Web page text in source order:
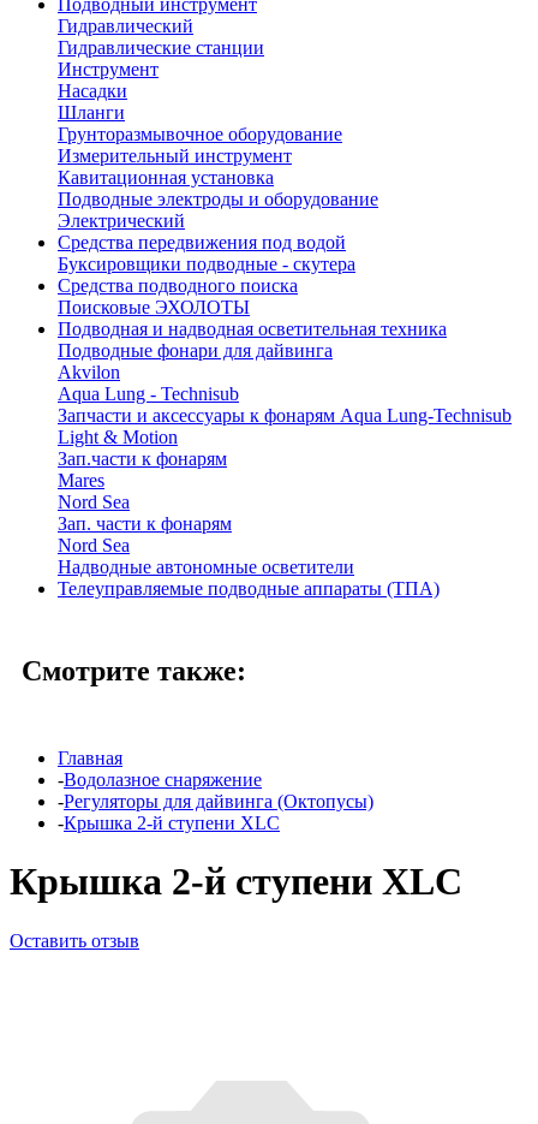
Подводный инструмент
Гидравлический
Гидравлические станции
Инструмент
Насадки
Шланги
Грунторазмывочное оборудование
Измерительный инструмент
Кавитационная установка
Подводные электроды и оборудование
Электрический
Средства передвижения под водой
Буксировщики подводные - скутера
Средства подводного поиска
Поисковые ЭХОЛОТЫ
Подводная и надводная осветительная техника
Подводные фонари для дайвинга
Akvilon
Aqua Lung - Technisub
Запчасти и аксессуары к фонарям Aqua Lung-Technisub
Light & Motion
Зап.части к фонарям
Mares
Nord Sea
Зап. части к фонарям
Nord Sea
Надводные автономные осветители
Телеуправляемые подводные аппараты (ТПА)
Смотрите также:
Главная
-Водолазное снаряжение
-Регуляторы для дайвинга (Октопусы)
-Крышка 2-й ступени XLC
Крышка 2-й ступени XLC
Оставить отзыв